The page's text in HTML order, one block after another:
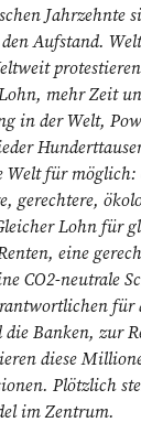
Jahrzehnte
Aufstand.
mehr Zeit
in der Welt,
Welt für möglich:
gerechtere,
Lohn für
eine
CO2-neutrale
für
die Banken, zur
diese
Plötzlich
im Zentrum.